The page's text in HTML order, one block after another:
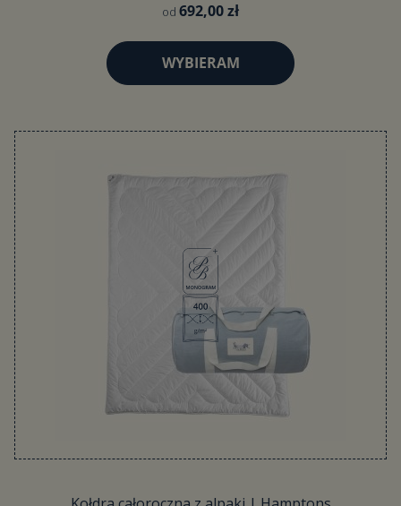
od 692,00 zł
WYBIERAM